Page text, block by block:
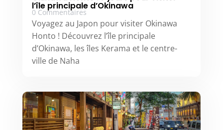
l’île principale d’Okinawa
0 Commentaires
Voyagez au Japon pour visiter Okinawa
Honto ! Découvrez l’île principale
d’Okinawa, les îles Kerama et le centre-
ville de Naha